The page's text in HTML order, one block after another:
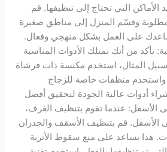
التي تحتاج إلى تنظيفها. قم
وقسّم المنزل إلى مناطق صغيرة
على العمل بشكل منهجي وفعال.
تأكد من أنك تمتلك الأدوات المناسبة
المثال، استخدم مكنسة ذات فرشاة
منظفات خاصة للزجاج
أدوات عالية الجودة لتحقيق أفضل
الأسفل: عندما تقوم بتنظيف الغرف،
الأسفل. قم بتنظيف الأسقف والجدران
هذا يساعد على منع سقوط الأتربة